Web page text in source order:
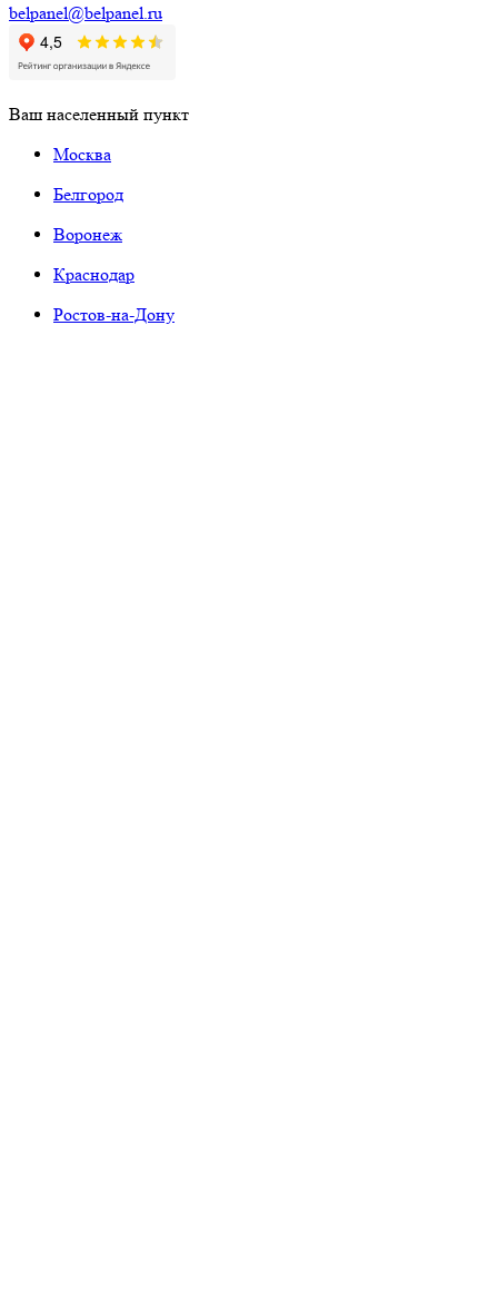
belpanel@belpanel.ru
Ваш населенный пункт
Москва
Белгород
Воронеж
Краснодар
Ростов-на-Дону